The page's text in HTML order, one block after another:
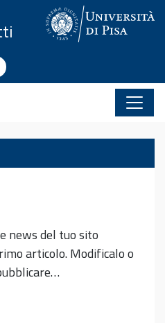
Cerca
news del tuo sito
articolo. Modificalo o